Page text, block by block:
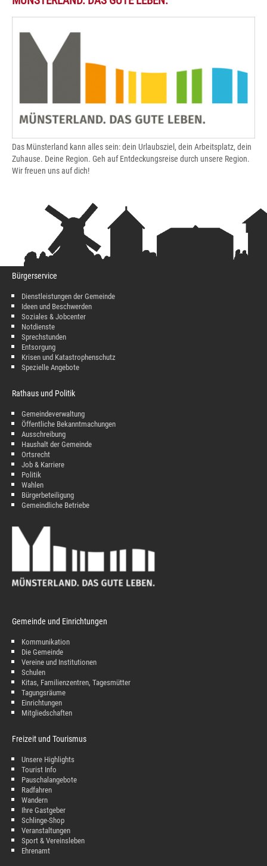
Das Münsterland kann alles sein: dein Urlaubsziel, dein Arbeitsplatz, dein
Zuhause. Deine Region. Geh auf Entdeckungsreise durch unsere Region.
Wir freuen uns auf dich!
Bürgerservice
Dienstleistungen der Gemeinde
Ideen und Beschwerden
Soziales & Jobcenter
Notdienste
Sprechstunden
Entsorgung
Krisen und Katastrophenschutz
Spezielle Angebote
Rathaus und Politik
Gemeindeverwaltung
Öffentliche Bekanntmachungen
Ausschreibung
Haushalt der Gemeinde
Ortsrecht
Job & Karriere
Politik
Wahlen
Bürgerbeteiligung
Gemeindliche Betriebe
Gemeinde und Einrichtungen
Kommunikation
Die Gemeinde
Vereine und Institutionen
Schulen
Kitas, Familienzentren, Tagesmütter
Tagungsräume
Einrichtungen
Mitgliedschaften
Freizeit und Tourismus
Unsere Highlights
Tourist Info
Pauschalangebote
Radfahren
Wandern
Ihre Gastgeber
Schlinge-Shop
Veranstaltungen
Sport & Vereinsleben
Ehrenamt